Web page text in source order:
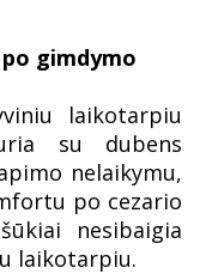
gimdymo
laikotarpiu
su dubens
nelaikymu,
po cezario
nesibaigia
laikotarpiu.